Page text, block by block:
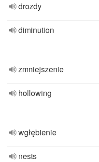
drozdy
diminution
zmniejszenie
hollowing
wgłębienie
nests